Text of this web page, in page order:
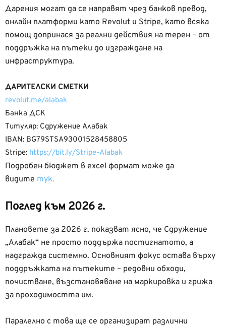
Дарения могат да се направят чрез банков превод,
онлайн платформи като Revolut и Stripe, като всяка
помощ допринася за реални действия на терен – от
поддръжка на пътеки до изграждане на
инфраструктура.
ДАРИТЕЛСКИ СМЕТКИ
revolut.me/alabak
Банка ДСК
Tитуляр: Сдружение Алабак
IBAN: BG79STSA93001528458805
Stripe: https://bit.ly/Stripe-Alabak
Подробен бюджет в excel формат може да
видите тук.
Поглед към 2026 г.
Плановете за 2026 г. показват ясно, че Сдружение
„Алабак“ не просто поддържа постигнатото, а
надгражда системно. Основният фокус остава върху
поддръжката на пътеките – редовни обходи,
почистване, възстановяване на маркировка и грижа
за проходимостта им.
Паралелно с това ще се организират различни